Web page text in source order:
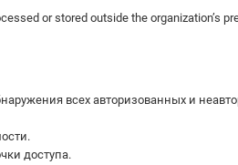
or stored outside the organization’s
всех авторизованных и
доступа.